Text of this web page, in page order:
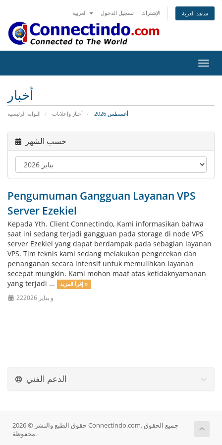
تسجيل الدخول الإشتراك شاهد العربة
تبديل
التنقل
أخبار
البوابة الرئيسية أخبار وإعلانات أغسطس 2026
حسب الشهر
Pengumuman Gangguan Layanan VPS
Server Ezekiel
Kepada Yth. Client Connectindo, Kami informasikan bahwa
saat ini sedang terjadi gangguan pada storage di node VPS
server Ezekiel yang dapat berdampak pada sebagian layanan
VPS. Tim teknis kami sedang melakukan pengecekan dan
penanganan secara intensif untuk memulihkan layanan
secepat mungkin. Kami mohon maaf atas ketidaknyamanan
yang terjadi ...
إقرأ المزيد »
22و يناير 2026
الدعم الفني
حقوق الطبع والنشر © 2026 Connectindo.com. جميع الحقوق
محفوظة.